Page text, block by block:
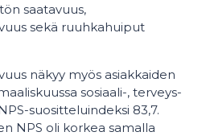
saatavuus,
sekä ruuhkahuiput
näkyy myös asiakkaiden
sosiaali-, terveys-
suositteluindeksi 83,7.
NPS oli korkea samalla